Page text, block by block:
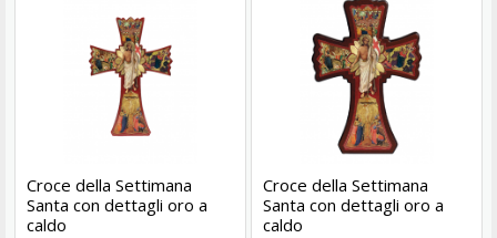
Croce della Settimana
Santa con dettagli oro a
caldo
Croce della Settimana
Santa con dettagli oro a
caldo